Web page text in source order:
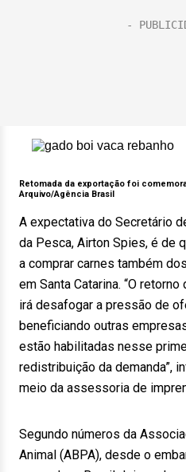
Retomada da exportação foi
Arquivo/Agência Brasil
A expectativa do Secretário
da Pesca, Airton Spies, é de
a comprar carnes também
em Santa Catarina. “O
irá desafogar a pressão de
beneficiando outras
estão habilitadas nesse
redistribuição da demanda”,
meio da assessoria de
Segundo números da
Animal (ABPA), desde o